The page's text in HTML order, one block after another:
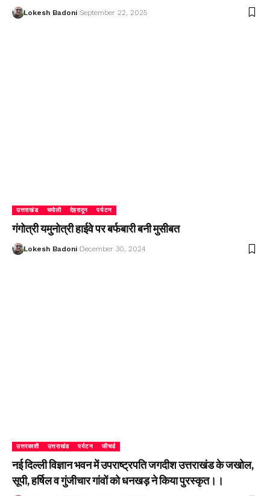
Lokesh Badoni September 22, 2025
उत्तराखंड चमोली देहरादून पर्यटन
गंगोत्री यमुनोत्री हाईवे पर बर्फबारी बनी मुसीबत
Lokesh Badoni December 30, 2024
उत्तरकाशी उत्तराखंड पर्यटन फीचर्ड
नई दिल्ली विज्ञान भवन में उपराष्ट्रपति जगदीश उत्तराखंड के जखोल,
सूपी, हर्षिल व गुंजीचार गांवों को धनखड़ ने किया पुरस्कृत।।